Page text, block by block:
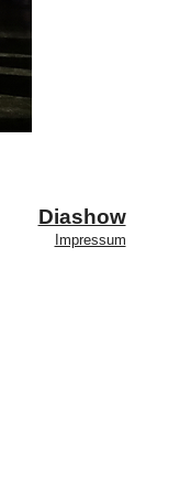
Diashow
Impressum